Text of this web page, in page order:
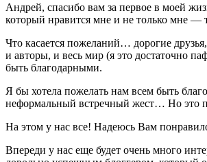
Андрей, спасибо вам за первое в моей
который нравится мне и не только мне —
Что касается пожеланий… дорогие
и авторы, и весь мир (я это достаточно
быть благодарными.
Я бы хотела пожелать нам всем быть
неформальный встречный жест… Но это
На этом у нас все! Надеюсь Вам
Впереди у нас еще будет очень много